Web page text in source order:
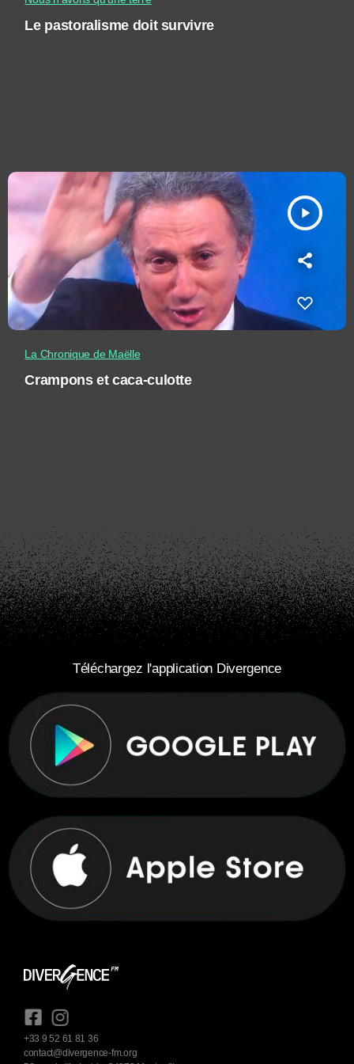
Le pastoralisme doit survivre
play_arrow
La Chronique de Maëlle
Crampons et caca-culotte
Téléchargez l'application Divergence
+33 9 52 61 81 36
contact@divergence-fm.org